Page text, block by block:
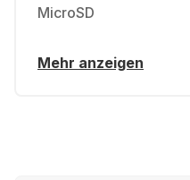
MicroSD
Mehr anzeigen